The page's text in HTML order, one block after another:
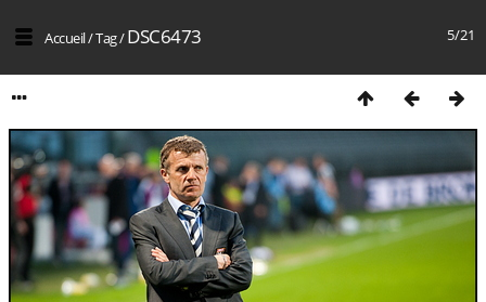
5/21
Accueil/Tag/DSC6473